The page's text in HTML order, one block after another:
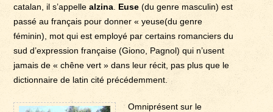
catalan, il s’appellealzina .Euse (du genre masculin) est
passé au français pour donner « yeuse(du genre
féminin), mot qui est employé par certains romanciers du
sud d’expression française (Giono, Pagnol) qui n’usent
jamais de « chêne vert » dans leur récit, pas plus que le
dictionnaire de latin cité précédemment.
Omniprésent sur le